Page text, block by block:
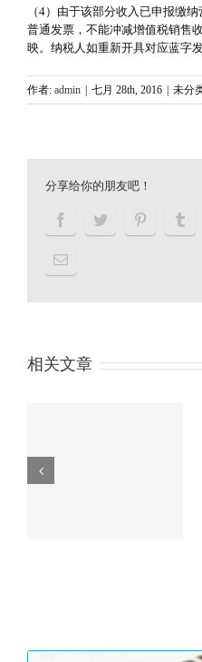
（4）由于该部分收入已申报缴
普通发票，不能冲减增值税销售
映。纳税人如重新开具对应蓝字
作者: admin 七月 28th, 2016 未分
分享给你的朋友吧！
相关文章